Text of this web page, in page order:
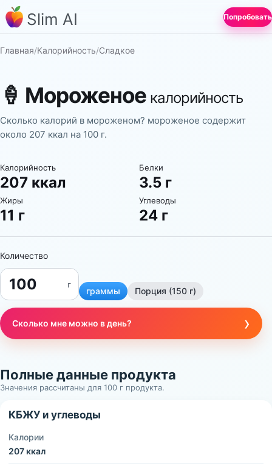
Slim AI Попробовать
Главная/Калорийность/Сладкое
🍦 Мороженое калорийность
Сколько калорий в мороженом? мороженое содержит
около 207 ккал на 100 г.
Калорийность
207 ккал
Белки
3.5 г
Жиры
11 г
Углеводы
24 г
Количество
г
граммы Порция (150 г)
Сколько мне можно в день? ›
Полные данные продукта
Значения рассчитаны для 100 г продукта.
КБЖУ и углеводы
Калории
207 ккал